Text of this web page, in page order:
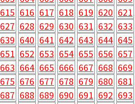
615 616 617 618 619 620 621
627 628 629 630 631 632 633
639 640 641 642 643 644 645
651 652 653 654 655 656 657
663 664 665 666 667 668 669
675 676 677 678 679 680 681
687 688 689 690 691 692 693